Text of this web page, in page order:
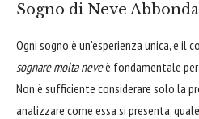
Sogno di Neve
Ogni sogno è un'esperienza unica, e il
sognare molta neveè fondamentale
Non è sufficiente considerare solo la
analizzare come essa si presenta,